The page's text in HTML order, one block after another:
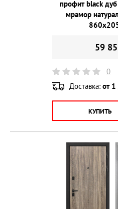
профит black дуб
мрамор
59
0
Доставка: от 1
КУПИТЬ